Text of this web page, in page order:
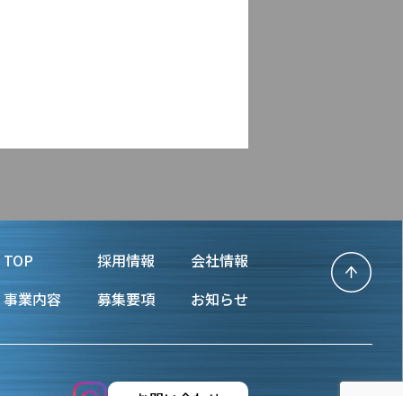
TOP
事業内容
採用情報
募集要項
会社情報
お知らせ